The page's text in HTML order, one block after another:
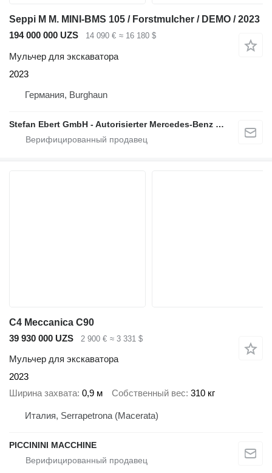
Seppi M M. MINI-BMS 105 / Forstmulcher / DEMO / 2023
194 000 000 UZS
14 090 € ≈ 16 180 $
Мульчер для экскаватора
2023
Германия, Burghaun
Stefan Ebert GmbH - Autorisierter Mercedes-Benz Servicepartner
C4 Meccanica C90
39 930 000 UZS
2 900 € ≈ 3 331 $
Мульчер для экскаватора
2023
Ширина захвата 0,9 м Собственный вес 310 кг
Италия, Serrapetrona (Macerata)
PICCININI MACCHINE